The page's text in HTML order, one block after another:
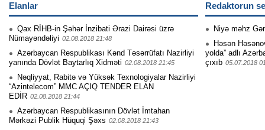
Elanlar
Qax RİHB-in Şəhər İnzibati Ərazi Dairəsi üzrə
Nümayəndəliyi 02.08.2018 21:48
Azərbaycan Respublikası Kənd Təsərrüfatı Nazirliyi
yanında Dövlət Baytarlıq Xidməti 02.08.2018 21:45
Nəqliyyat, Rabitə və Yüksək Texnologiyalar Nazirliyi
“Azintelecom” MMC AÇIQ TENDER ELAN
EDİR 02.08.2018 21:44
Azərbaycan Respublikasının Dövlət İmtahan
Mərkəzi Publik Hüquqi Şəxs 02.08.2018 21:43
Redaktorun
Niyə məhz
Həsən
yolda” adlı
çıxıb 05.07.2018